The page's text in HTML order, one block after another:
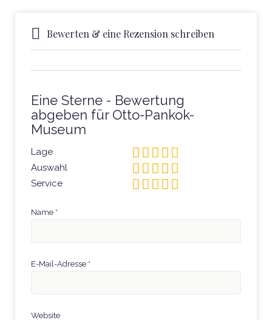
Bewerten & eine Rezension schreiben
Eine Sterne - Bewertung
abgeben für Otto-Pankok-
Museum
Lage
Auswahl
Service
Name *
E-Mail-Adresse *
Website